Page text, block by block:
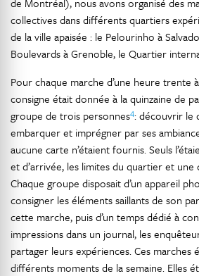
collectives dans différents quartiers
de la ville apaisée : le Pelourinho à
Boulevards à Grenoble, le Quartier
Pour chaque marche d’une heure trente
consigne était donnée à la quinzaine de
groupe de trois personnes4: découvrir le
embarquer et imprégner par ses
aucune carte n’étaient fournis. Seuls
et d’arrivée, les limites du quartier et
Chaque groupe disposait d’un appareil
consigner les éléments saillants de son
cette marche, puis d’un temps dédié à
impressions dans un journal, les
partager leurs expériences. Ces marches
différents moments de la semaine. Elles